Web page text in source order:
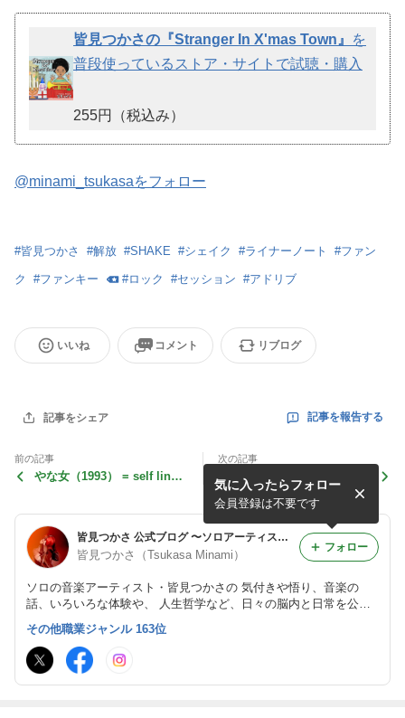
皆見つかさの『Stranger In X'mas Town』
を
普段使っているストア・サイトで試聴・購入
255円（税込み）
@minami_tsukasaをフォロー
#皆見つかさ #解放 #SHAKE #シェイク #ライナーノート #ファン
ク #ファンキー #ロック #セッション #アドリブ
いいね コメント リブログ
記事をシェア 記事を報告する
前の記事
やな女（1993） = self liner
次の記事
Like My Life = self liner n
ote =
皆見つかさ 公式ブログ 〜ソロアーティストの脳内と日常
皆見つかさ（Tsukasa Minami）
ソロの音楽アーティスト・皆見つかさの 気付きや悟り、音楽の
話、いろいろな体験や、 人生哲学など、日々の脳内と日常を公開
して います。 まずは僕を知って下さい。 それから覚えて下さい。
そして、忘れないでね(o^-')b
気に入ったらフォロー
会員登録は不要です
フォロー
その他職業ジャンル 163位